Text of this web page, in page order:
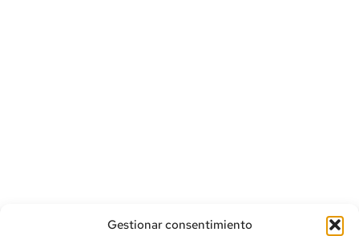
Gestionar consentimiento